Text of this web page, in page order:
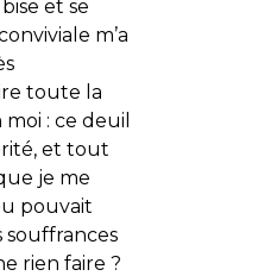
et se
m’a
toute la
: ce deuil
et tout
je me
pouvait
rien faire ?